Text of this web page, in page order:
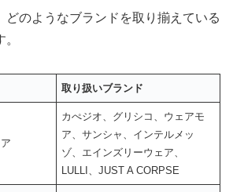
どのようなブランドを取り揃えている
取り扱いブランド
カぺジオ、グリシコ、ウェアモ
ア、サンシャ、インテルメッ
ゾ、エインズリーウェア、
LULLI、JUST A CORPSE